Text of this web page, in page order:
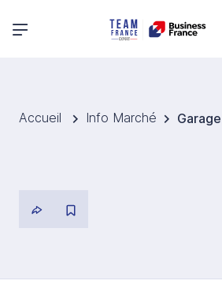
Menu principal
Accueil Info Marché